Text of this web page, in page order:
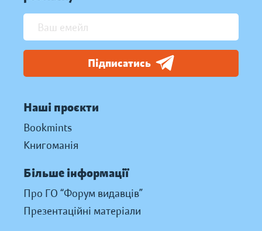
Підписатись
Наші проєкти
Bookmints
Книгоманія
Більше інформації
Про ГО “Форум видавців”
Презентаційні матеріали